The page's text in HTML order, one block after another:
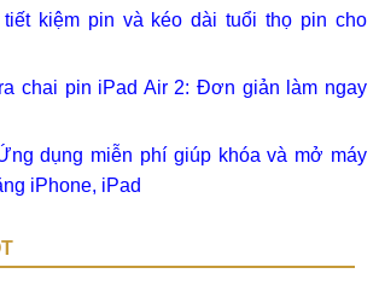
kiệm pin và kéo dài tuổi thọ pin cho
chai pin iPad Air 2: Đơn giản làm ngay
dụng miễn phí giúp khóa và mở máy
iPhone, iPad